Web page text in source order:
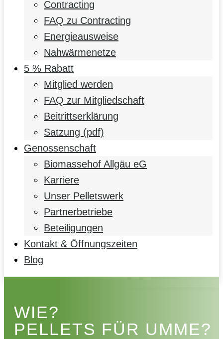
Contracting
FAQ zu Contracting
Energieausweise
Nahwärmenetze
5 % Rabatt
Mitglied werden
FAQ zur Mitgliedschaft
Beitrittserklärung
Satzung (pdf)
Genossenschaft
Biomassehof Allgäu eG
Karriere
Unser Pelletswerk
Partnerbetriebe
Beteiligungen
Kontakt & Öffnungszeiten
Blog
WIE?
PELLETS FÜR UMME?